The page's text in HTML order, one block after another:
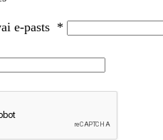
e-pasts *